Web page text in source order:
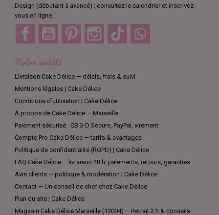
Design (débutant à avancé) : consultez le calendrier et inscrivez-
vous en ligne.
Facebook YouTube Pinterest Instagram TikTok
Notre société
Livraison Cake Délice — délais, frais & suivi
Mentions légales | Cake Délice
Conditions d’utilisation | Cake Délice
À propos de Cake Délice — Marseille
Paiement sécurisé : CB 3-D Secure, PayPal, virement
Compte Pro Cake Délice — tarifs & avantages
Politique de confidentialité (RGPD) | Cake Délice
FAQ Cake Délice – livraison 48 h, paiements, retours, garanties
Avis clients — politique & modération | Cake Délice
Contact — Un conseil de chef chez Cake Délice
Plan du site | Cake Délice
Magasin Cake Délice Marseille (13004) – Retrait 2 h & conseils